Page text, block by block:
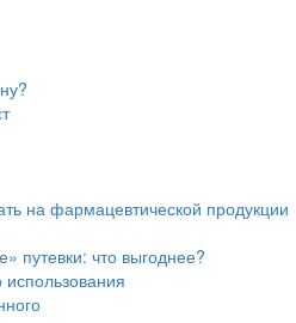
на фармацевтической продукции
путевки: что выгоднее?